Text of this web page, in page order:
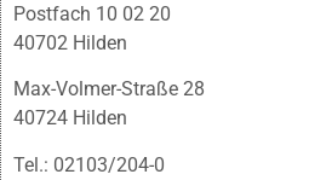
Postfach 10 02 20
40702 Hilden
Max-Volmer-Straße 28
40724 Hilden
Tel.: 02103/204-0